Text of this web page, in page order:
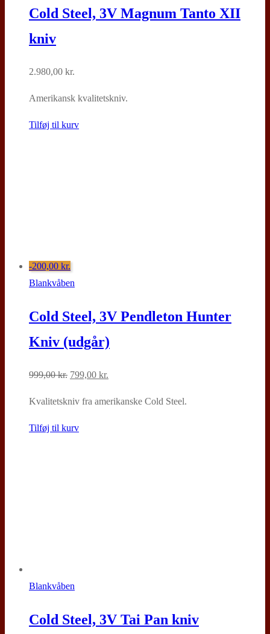
Cold Steel, 3V Magnum Tanto XII
kniv
2.980,00 kr.
Amerikansk kvalitetskniv.
Tilføj til kurv
-200,00 kr.
Blankvåben
Cold Steel, 3V Pendleton Hunter
Kniv (udgår)
999,00kr. Den
pris
var:
799,00 kr.
pris
Kvalitetskniv fra amerikanske Cold Steel.
Tilføj til kurv
Blankvåben
Cold Steel, 3V Tai Pan kniv